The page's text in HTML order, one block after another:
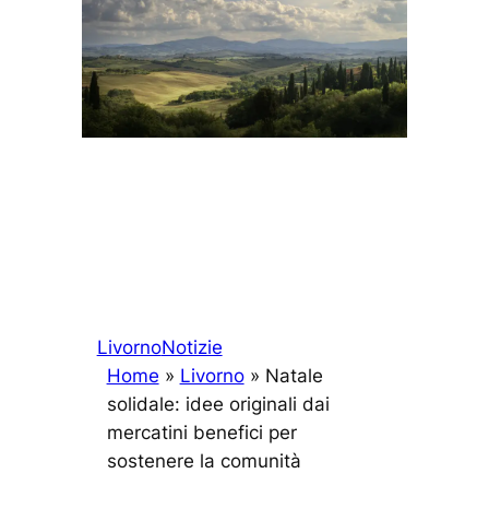
LivornoNotizie
Home » Livorno» Natale
solidale: idee originali dai
mercatini benefici per
sostenere la comunità